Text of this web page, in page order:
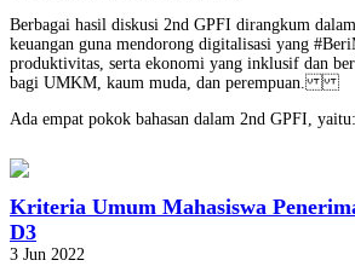
Berbagai hasil diskusi 2nd GPFI dirangkum
keuangan guna mendorong digitalisasi yang
produktivitas, serta ekonomi yang inklusif dan
bagi UMKM, kaum muda, dan perempuan.
Ada empat pokok bahasan dalam 2nd GPFI,
Kriteria Umum Mahasiswa
D3
3 Jun 2022